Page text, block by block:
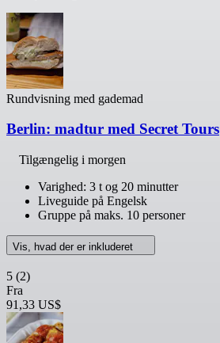
Rundvisning med gademad
Berlin: madtur med Secret Tours
Tilgængelig i morgen
Varighed: 3 t og 20 minutter
Liveguide på Engelsk
Gruppe på maks. 10 personer
Vis, hvad der er inkluderet
5 (2)
Fra
91,33 US$